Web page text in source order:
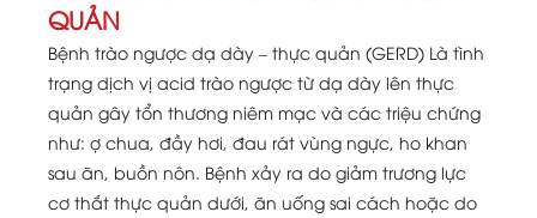
QUẢN
Bệnh trào ngược dạ dày – thực quản (GERD) Là tình
trạng dịch vị acid trào ngược từ dạ dày lên thực
quản gây tổn thương niêm mạc và các triệu chứng
như: ợ chua, đầy hơi, đau rát vùng ngực, ho khan
sau ăn, buồn nôn. Bệnh xảy ra do giảm trương lực
cơ thắt thực quản dưới, ăn uống sai cách hoặc do